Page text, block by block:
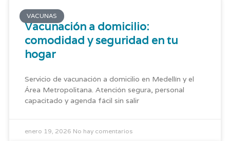
VACUNAS
Vacunación a domicilio:
comodidad y seguridad en tu
hogar
Servicio de vacunación a domicilio en Medellín y el
Área Metropolitana. Atención segura, personal
capacitado y agenda fácil sin salir
enero 19, 2026 No hay comentarios